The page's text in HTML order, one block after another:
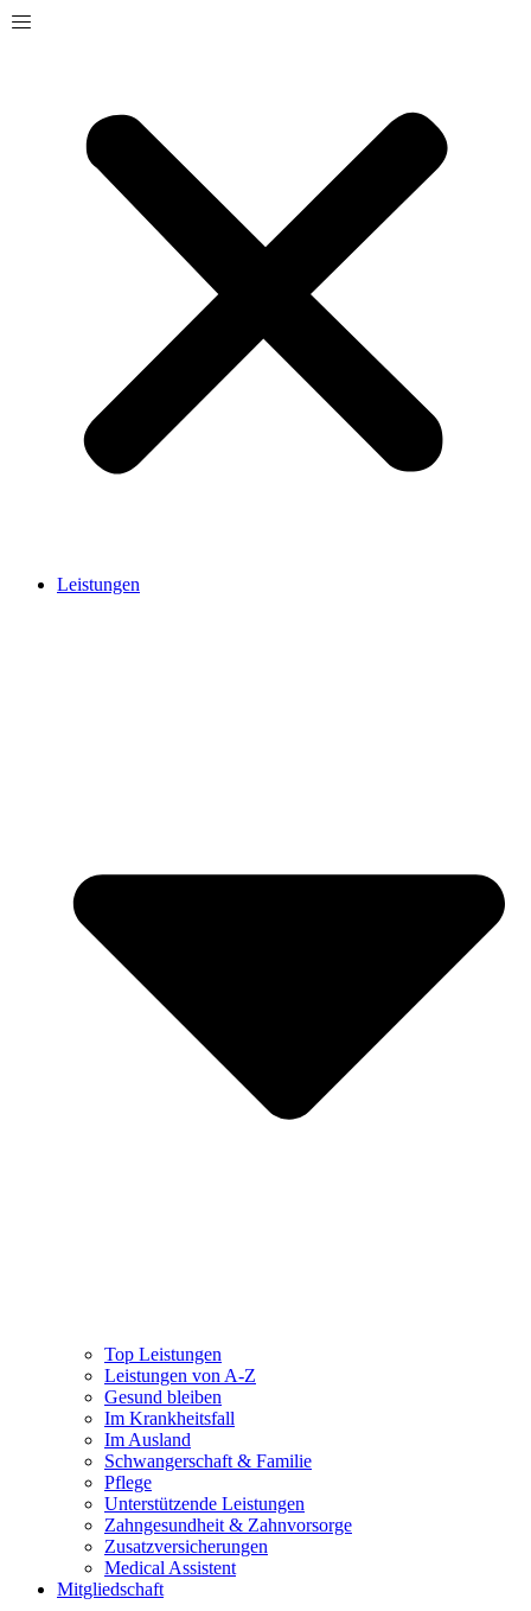
Leistungen
Top Leistungen
Leistungen von A-Z
Gesund bleiben
Im Krankheitsfall
Im Ausland
Schwangerschaft & Familie
Pflege
Unterstützende Leistungen
Zahngesundheit & Zahnvorsorge
Zusatzversicherungen
Medical Assistent
Mitgliedschaft